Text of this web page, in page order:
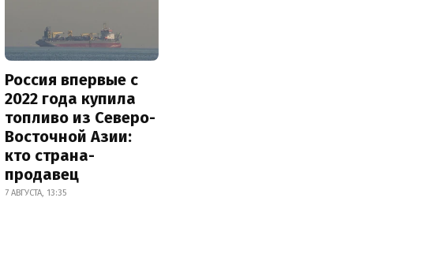
Россия впервые с
2022 года купила
топливо из Северо-
Восточной Азии:
кто страна-
продавец
7 АВГУСТА, 13:35